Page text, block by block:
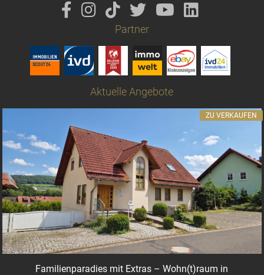
Partner
Aktuelle Angebote
Familienparadies mit Extras – Wohn(t)raum in
ZU VERKAUFEN